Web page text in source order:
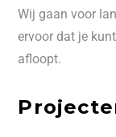
Wij gaan voor
ervoor dat je
afloopt.